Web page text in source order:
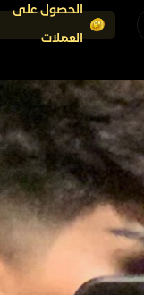
الحصول على
العملات